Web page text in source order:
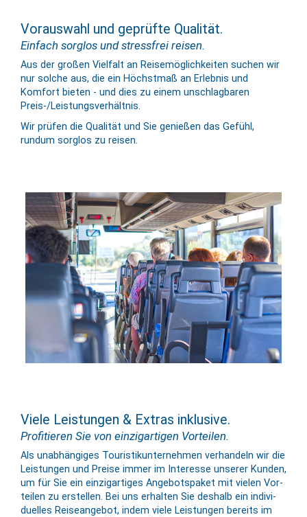
Vorauswahl und geprüfte Qualität.
Einfach sorglos und stressfrei reisen.
Aus der großen Vielfalt an Reise­mög­lich­keiten suchen wir
nur solche aus, die ein Höchst­maß an Er­lebnis und
Komfort bieten - und dies zu einem un­schlag­baren
Preis-/Leistungs­verhältnis.
Wir prüfen die Qualität und Sie genießen das Gefühl,
rundum sorglos zu reisen.
Viele Leistungen & Extras inklusive.
Profitieren Sie von einzigartigen Vorteilen.
Als un­ab­hängiges Touristik­unter­nehmen ver­handeln wir die
Leis­tungen und Preise immer im Inter­esse unserer Kunden,
um für Sie ein einzig­artiges Angebots­paket mit vielen Vor­
teilen zu er­stellen. Bei uns er­halten Sie deshalb ein in­di­vi­
du­elles Reise­angebot, indem viele Leis­tungen bereits im